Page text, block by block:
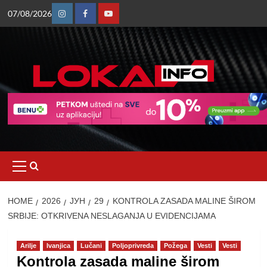
07/08/2026
InstagramFacebookYoutube
Menu
HOME 2026 ЈУН 29
KONTROLA ZASADA MALINE ŠIROM
SRBIJE: OTKRIVENA NESLAGANJA U EVIDENCIJAMA
Arilje Ivanjica Lučani Poljoprivreda Požega Vesti Vesti
Kontrola zasada maline širom